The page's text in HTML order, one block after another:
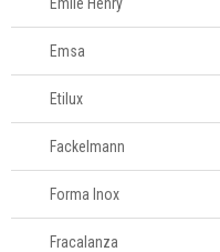
Tesouras de
alimentos
Acessórios para
organizar
Acessórios para
servir
Emsa
Etilux
Fackelmann
Forma Inox
Fracalanza